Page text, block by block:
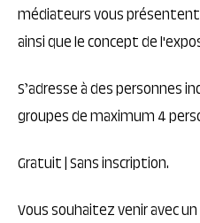
médiateurs vous
ainsi que le concept de
S’adresse à des personnes
groupes de maximum 4
Gratuit | Sans inscription.
Vous souhaitez venir avec